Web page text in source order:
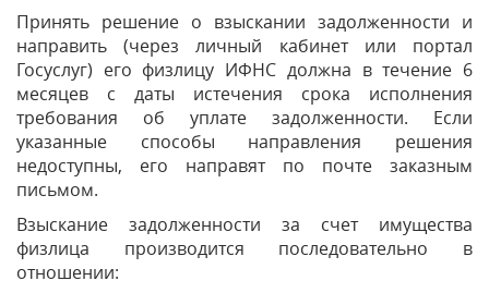
Принять решение о взыскании задолженности и
направить (через личный кабинет или портал
Госуслуг) его физлицу ИФНС должна в течение 6
месяцев с даты истечения срока исполнения
требования об уплате задолженности. Если
указанные способы направления решения
недоступны, его направят по почте заказным
письмом.
Взыскание задолженности за счет имущества
физлица производится последовательно в
отношении: